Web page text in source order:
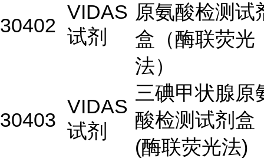
30402
VIDAS
试剂
原氨酸检测试
盒（酶联荧光
法）
30403
VIDAS
试剂
三碘甲状腺原
酸检测试剂盒
(酶联荧光法)